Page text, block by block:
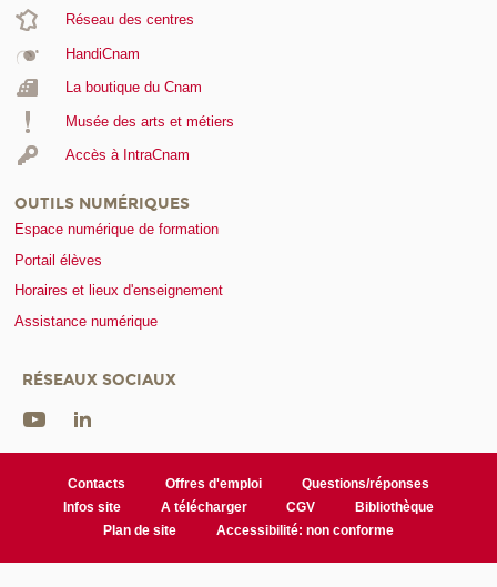
Réseau des centres
HandiCnam
La boutique du Cnam
Musée des arts et métiers
Accès à IntraCnam
OUTILS NUMÉRIQUES
Espace numérique de formation
Portail élèves
Horaires et lieux d'enseignement
Assistance numérique
RÉSEAUX SOCIAUX
Contacts Offres d'emploi
Questions/réponses
Infos site
A télécharger CGV
Bibliothèque
Plan de site
Accessibilité: non conforme